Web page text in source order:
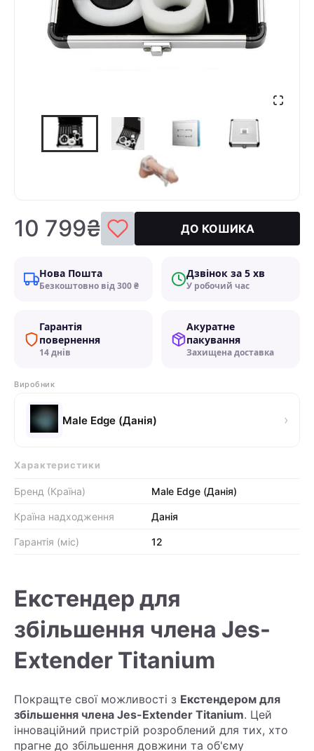
10 799₴ ДО КОШИКА
Нова Пошта
Безкоштовно від 300 ₴
Дзвінок за 5 хв
У робочий час
Гарантія
повернення
14 днів
Акуратне
пакування
Захищена доставка
Виробник
Male Edge (Данія) ›
Характеристики
Бренд (Країна) Male Edge (Данія)
Країна надходження Данія
Гарантія (міс) 12
Екстендер для
збільшення члена Jes-
Extender Titanium
Покращте свої можливості з Екстендером для
збільшення члена Jes-Extender Titanium. Цей
інноваційний пристрій розроблений для тих, хто
прагне до збільшення довжини та об'єму